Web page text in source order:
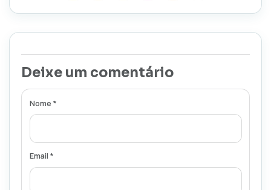
Deixe um comentário
Nome *
Email *